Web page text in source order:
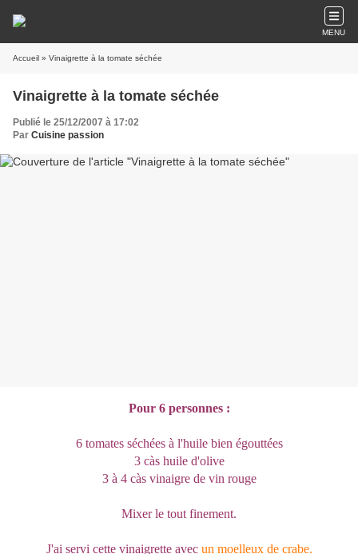
MENU
Accueil » Vinaigrette à la tomate séchée
Vinaigrette à la tomate séchée
Publié le 25/12/2007 à 17:02
Par Cuisine passion
Pour 6 personnes :
6 tomates séchées à l'huile bien égouttées
3 càs huile d'olive
3 à 4 càs vinaigre de vin rouge
Mixer le tout finement.
J'ai servi cette vinaigrette avec un moelleux de crabe.